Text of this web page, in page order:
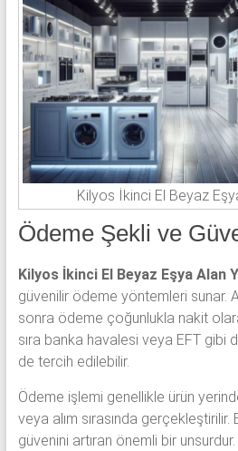
Kilyos İkinci El Beyaz
Ödeme Şekli ve
Kilyos İkinci El Beyaz Eşya Alan
güvenilir ödeme yöntemleri sunar.
sonra ödeme çoğunlukla nakit
sıra banka havalesi veya EFT gibi
de tercih edilebilir.
Ödeme işlemi genellikle ürün
veya alım sırasında gerçekleştirilir.
güvenini artıran önemli bir unsurdur.